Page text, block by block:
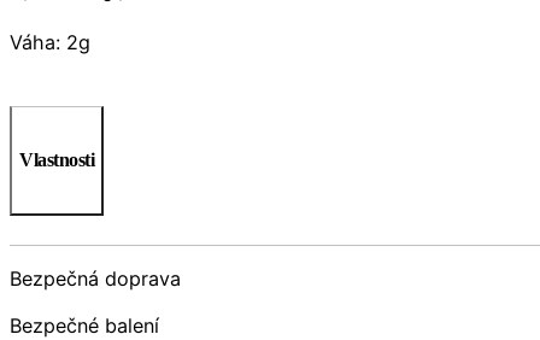
Váha: 2g
Vlastnosti
Bezpečná doprava
Bezpečné balení